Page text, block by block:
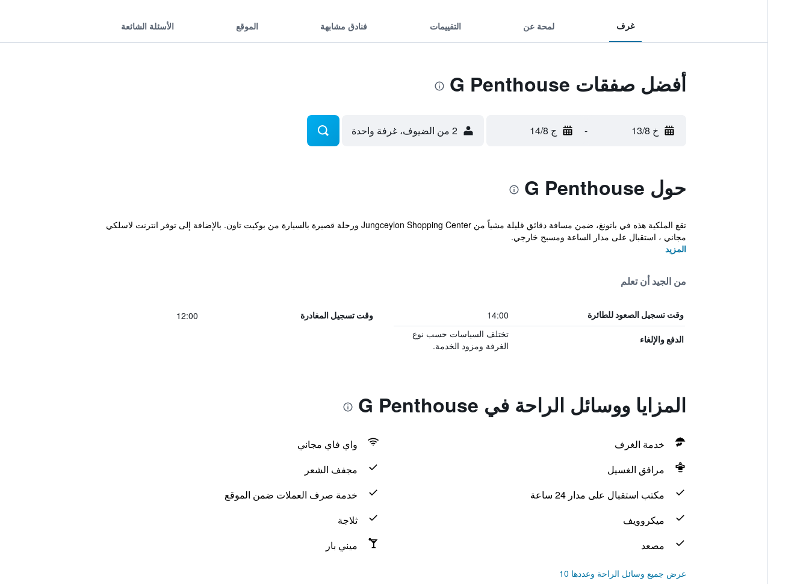
غرف لمحة عن التقييمات فنادق مشابهة الموقع الأسئلة الشائعة
أفضل صفقات G Penthouse
خ 13/8 - ج 14/8 2 من الضيوف، غرفة واحدة
حول G Penthouse
تقع الملكية هذه في باتونغ، ضمن مسافة دقائق قليلة مشياً من Jungceylon Shopping Center ورحلة قصيرة بالسيارة من بوكيت تاون. بالإضافة إلى توفر انترنت لاسلكي
مجاني ، استقبال على مدار الساعة ومسبح خارجي.
المزيد
من الجيد أن تعلم
وقت تسجيل الصعود للطائرة 14:00 وقت تسجيل المغادرة 12:00
الدفع والإلغاء
تختلف السياسات حسب نوع
الغرفة ومزود الخدمة.
المزايا ووسائل الراحة في G Penthouse
خدمة الغرف
واي فاي مجاني
مرافق الغسيل
مجفف الشعر
مكتب استقبال على مدار 24 ساعة
خدمة صرف العملات ضمن الموقع
ميكروويف
ثلاجة
مصعد
ميني بار
عرض جميع وسائل الراحة وعددها 10